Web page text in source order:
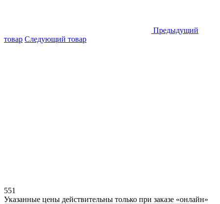
Предыдущий
товар Следующий товар
551
Указанные цены действительны только при заказе «онлайн»